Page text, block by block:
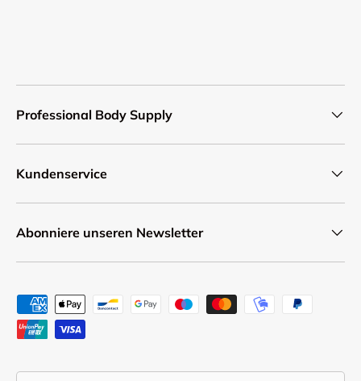
Professional Body Supply
Kundenservice
Abonniere unseren Newsletter
Zahlungsmethoden